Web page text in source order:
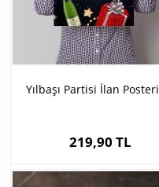
Yılbaşı Partisi İlan Posteri
219,90 TL